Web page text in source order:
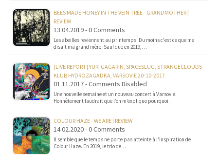
BEES MADE HONEY IN THE VEIN TREE - GRANDMOTHER |
REVIEW
13.04.2019 - 0 Comments
Les abeilles reviennent au printemps. Du moins c'est ce que me
disait ma grand mère. Sauf que en 2019,…
[LIVE REPORT] YURI GAGARIN, SPACESLUG, STRANGECLOUDS -
KLUB HYDROZAGADKA, VARSOVIE 20-10-2017
01.11.2017 - Comments Disabled
Une nouvelle semaine et un nouveau concert à Varsovie.
Honnêtement faudrait que l’on m’explique pourquoi…
COLOUR HAZE - WE ARE | REVIEW
14.02.2020 - 0 Comments
Il semble que le temps ne porte pas atteinte à l'inspiration de
Colour Haze. En 2019, le trio de…